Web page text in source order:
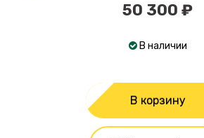
50 300 ₽
В наличии
В корзину